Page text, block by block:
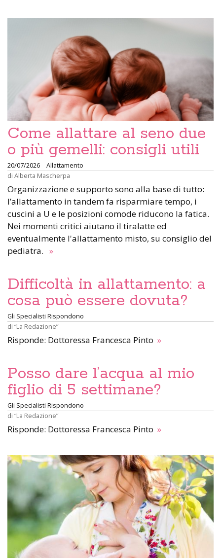
Come allattare al seno due
o più gemelli: consigli utili
20/07/2026
Allattamento
di Alberta Mascherpa
Organizzazione e supporto sono alla base di tutto:
l’allattamento in tandem fa risparmiare tempo, i
cuscini a U e le posizioni comode riducono la fatica.
Nei momenti critici aiutano il tiralatte ed
eventualmente l'allattamento misto, su consiglio del
pediatra. »
Difficoltà in allattamento: a
cosa può essere dovuta?
Gli Specialisti Rispondono
di “La Redazione”
Risponde: Dottoressa Francesca Pinto »
Posso dare l’acqua al mio
figlio di 5 settimane?
Gli Specialisti Rispondono
di “La Redazione”
Risponde: Dottoressa Francesca Pinto »